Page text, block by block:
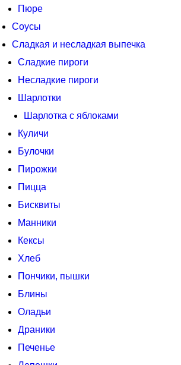
Пюре
Соусы
Сладкая и несладкая выпечка
Сладкие пироги
Несладкие пироги
Шарлотки
Шарлотка с яблоками
Куличи
Булочки
Пирожки
Пицца
Бисквиты
Манники
Кексы
Хлеб
Пончики, пышки
Блины
Оладьи
Драники
Печенье